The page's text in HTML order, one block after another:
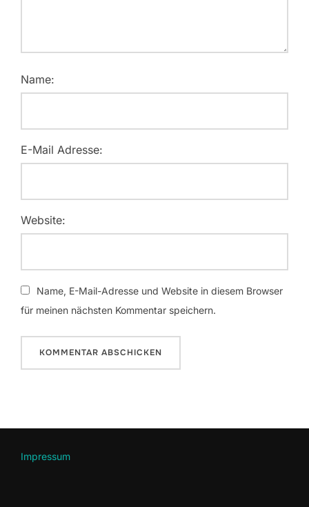
Name:
E-Mail Adresse:
Website:
Name, E-Mail-Adresse und Website in diesem Browser
für meinen nächsten Kommentar speichern.
Impressum